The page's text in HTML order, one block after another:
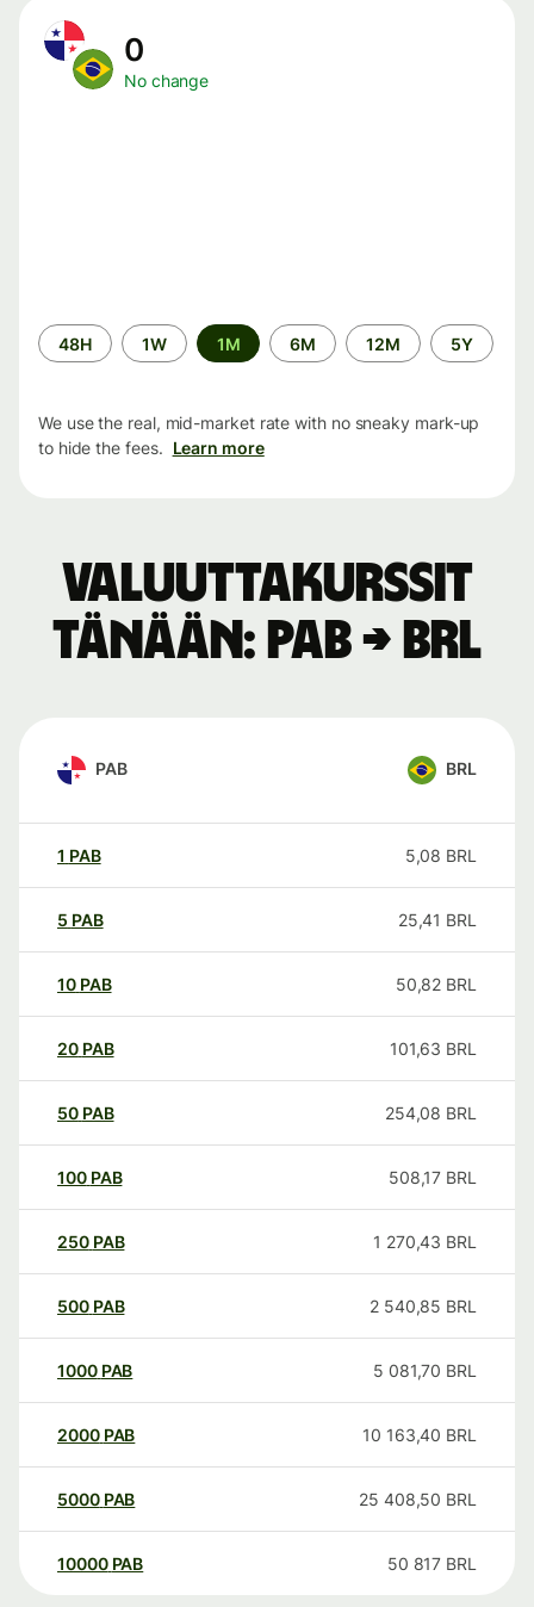
0
No change
Time
period
48H 1W 1M 6M 12M 5Y
We use the real, mid-market rate with no sneaky mark-up
to hide the fees. Learn more
Valuuttakurssit
tänään: PAB → BRL
PAB BRL
1 PAB 5,08 BRL
5 PAB 25,41 BRL
10 PAB 50,82 BRL
20 PAB 101,63 BRL
50 PAB 254,08 BRL
100 PAB 508,17 BRL
250 PAB 1 270,43 BRL
500 PAB 2 540,85 BRL
1000 PAB 5 081,70 BRL
2000 PAB 10 163,40 BRL
5000 PAB 25 408,50 BRL
10000 PAB 50 817 BRL